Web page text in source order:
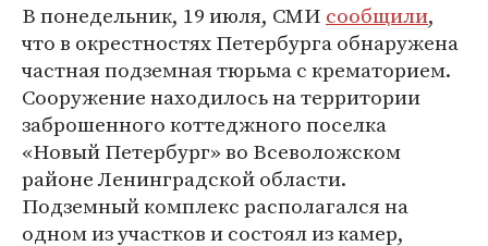
В понедельник, 19 июля, СМИ сообщили,
что в окрестностях Петербурга обнаружена
частная подземная тюрьма с крематорием.
Сооружение находилось на территории
заброшенного коттеджного поселка
«Новый Петербург» во Всеволожском
районе Ленинградской области.
Подземный комплекс располагался на
одном из участков и состоял из камер,